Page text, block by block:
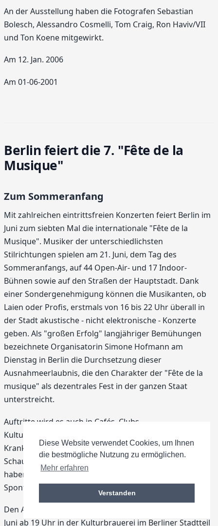
Diese Website verwendet Cookies, um Ihnen
die bestmögliche Nutzung zu ermöglichen.
Mehr erfahren
Verstanden
An der Ausstellung haben die Fotografen Sebastian
Bolesch, Alessandro Cosmelli, Tom Craig, Ron Haviv/VII
und Ton Koene mitgewirkt.
Am 12. Jan. 2006
Am 01-06-2001
Berlin feiert die 7. "Fête de la
Musique"
Zum Sommeranfang
Mit zahlreichen eintrittsfreien Konzerten feiert Berlin im
Juni zum siebten Mal die internationale "Fête de la
Musique". Musiker der unterschiedlichsten
Stilrichtungen spielen am 21. Juni, dem Tag des
Sommeranfangs, auf 44 Open-Air- und 17 Indoor-
Bühnen sowie auf den Straßen der Hauptstadt. Dank
einer Sondergenehmigung können die Musikanten, ob
Laien oder Profis, erstmals von 16 bis 22 Uhr überall in
der Stadt akustische - nicht elektronische - Konzerte
geben. Als "großen Erfolg" langjähriger Bemühungen
bezeichnete Organisatorin Simone Hofmann am
Dienstag in Berlin die Durchsetzung dieser
Ausnahmeerlaubnis, die den Charakter der "Fête de la
musique" als dezentrales Fest in der ganzen Staat
unterstreicht.
Auftritte wird es auch in Cafés, Clubs,
Kultureinrichtungen, Hochschulen, Kindergärten und
Krankenhäusern geben. Insgesamt wird an 61
Schauplätzen musiziert. Über 400 Musikformationen
haben sich bisher angemeldet. Hinzu kommen die
Spontanauftritte auf der Straße.
Den Auftakt zur Fête macht eine Veranstaltung am 20.
Juni ab 19 Uhr in der Kulturbrauerei im Berliner Stadtteil